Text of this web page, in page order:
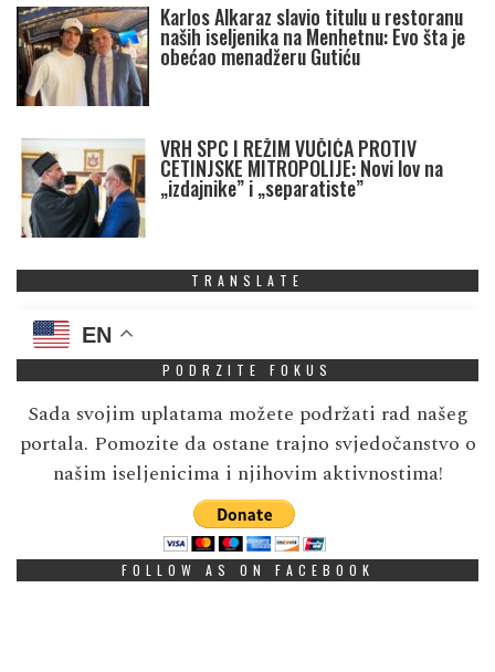
Karlos Alkaraz slavio titulu u restoranu
naših iseljenika na Menhetnu: Evo šta je
obećao menadžeru Gutiću
VRH SPC I REŽIM VUČIĆA PROTIV
CETINJSKE MITROPOLIJE: Novi lov na
„izdajnike” i „separatiste”
TRANSLATE
EN
PODRZITE FOKUS
Sada svojim uplatama možete podržati rad našeg
portala. Pomozite da ostane trajno svjedočanstvo o
našim iseljenicima i njihovim aktivnostima!
FOLLOW AS ON FACEBOOK